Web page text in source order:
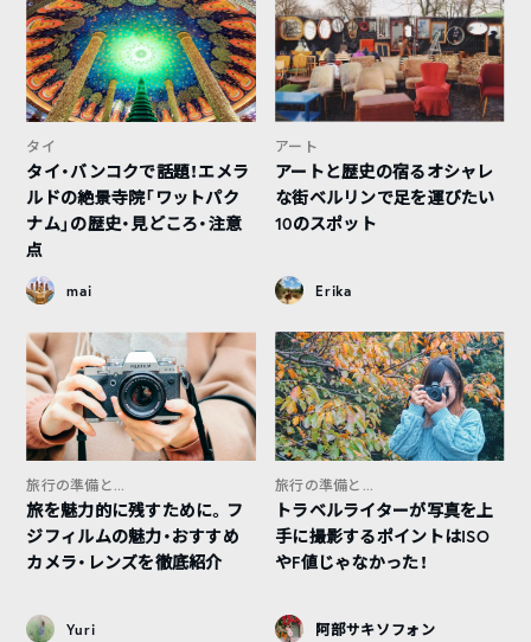
タイ
タイ・バンコクで話題！エメラ
ルドの絶景寺院「ワットパク
ナム」の歴史・見どころ・注意
点
mai
アート
アートと歴史の宿るオシャレ
な街ベルリンで足を運びたい
10のスポット
Erika
旅行の準備と...
旅を魅力的に残すために。フ
ジフィルムの魅力・おすすめ
カメラ・レンズを徹底紹介
Yuri
旅行の準備と...
トラベルライターが写真を上
手に撮影するポイントはISO
やF値じゃなかった！
阿部サキソフォン